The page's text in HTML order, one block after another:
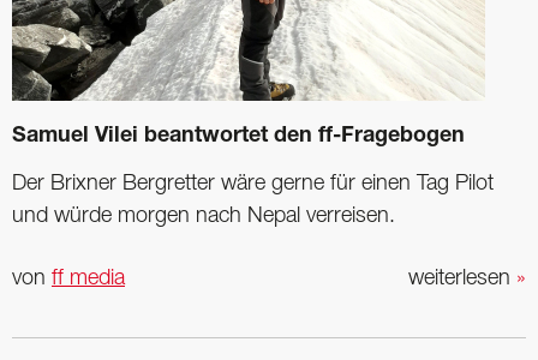
Samuel Vilei beantwortet den ff-Fragebogen
Der Brixner Bergretter wäre gerne für einen Tag Pilot
und würde morgen nach Nepal verreisen.
weiterlesen »
von ff media